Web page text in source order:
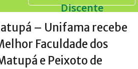
Discente
– Unifama recebe
Faculdade dos
e Peixoto de